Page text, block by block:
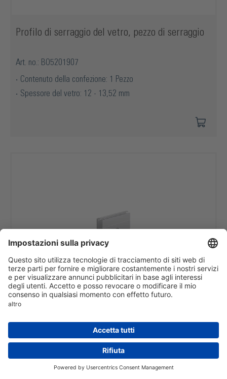
Profilo di serraggio del vetro, pezzo di serraggio
Art. no.: BO5201907
Contenuto della confezione: 1 Pezzo
Spessore del vetro: 12 - 13,52 mm
Profilo di serraggio del vetro, pezzo di serraggio
Contenuto della confezione: 1 Pezzo
Spessore del vetro: 10 - 10,76 mm